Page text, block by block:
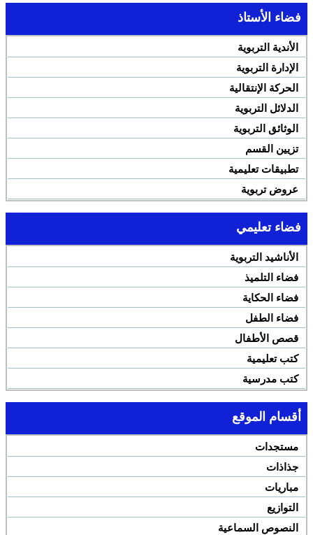
فضاء الأستاذ
الأندية التربوية
الإدارة التربوية
الحركة الإنتقالية
الدلائل التربوية
الوثائق التربوية
تزيين القسم
تطبيقات تعليمية
عروض تربوية
فضاء تعليمي
الأناشيد التربوية
فضاء التلميذ
فضاء الحكاية
فضاء الطفل
قصص الأطفال
كتب تعليمية
كتب مدرسية
أقسام الموقع
مستجدات
جذاذات
مباريات
التوازيع
النصوص السماعية